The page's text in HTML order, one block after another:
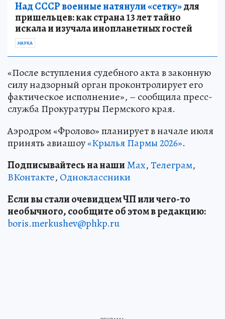
Над СССР военные натянули «сетку»для
пришельцев: как страна 13 лет тайно
искала и изучала инопланетных гостей
НАУКА
«После вступления судебного акта в законную
силу надзорный орган проконтролирует его
фактическое исполнение», – сообщила пресс-
служба Прокуратуры Пермского края.
Аэродром «Фролово» планирует в начале июля
принять авиашоу«Крылья Пармы 2026».
Подписывайтесь на нашиMax,Телеграм,
ВКонтакте, Одноклассники
Если вы стали очевидцем ЧП или чего-то
необычного, сообщите об этом в редакцию:
boris.merkushev@phkp.ru